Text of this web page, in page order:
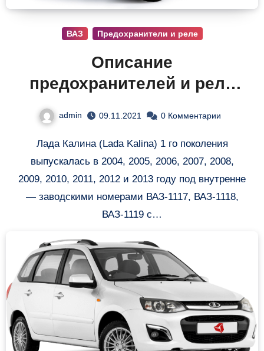
ВАЗ Предохранители и реле
Описание
предохранителей и реле
admin 09.11.2021 0 Комментарии
Лада Калина (Lada Kalina) 1 го поколения
выпускалась в 2004, 2005, 2006, 2007, 2008,
2009, 2010, 2011, 2012 и 2013 году под внутренне
— заводскими номерами ВАЗ-1117, ВАЗ-1118,
ВАЗ-1119 с…